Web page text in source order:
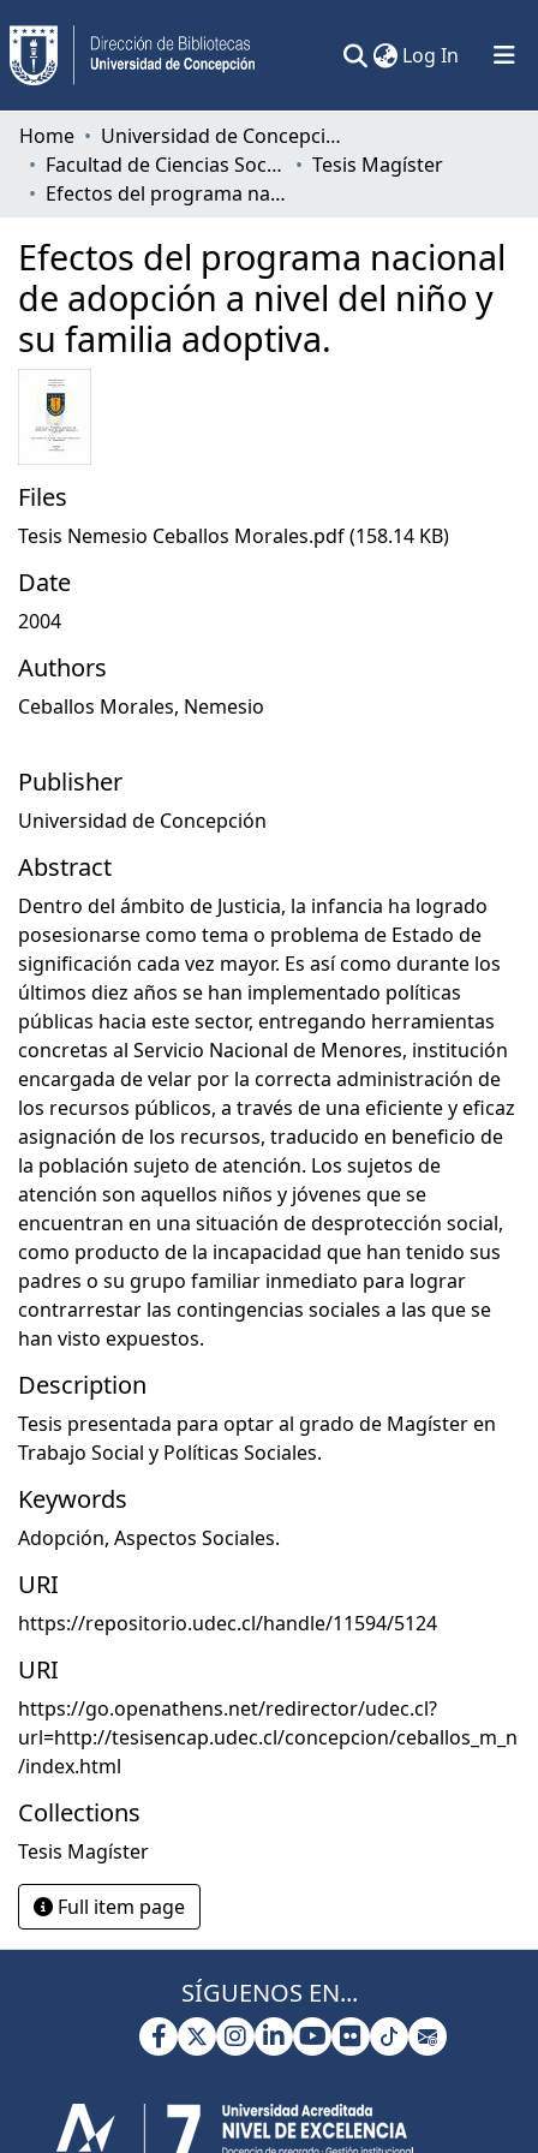
Log In (current)
Communities & Collections
All of DSpace
Home
Universidad de Concepción
Facultad de Ciencias Sociales
Tesis Magíster
Efectos del programa nacional de adopción a nivel del niño y su familia adoptiva.
Efectos del programa nacional
de adopción a nivel del niño y
su familia adoptiva.
Files
Tesis Nemesio Ceballos Morales.pdf(158.14 KB)
Date
2004
Authors
Ceballos Morales, Nemesio
Publisher
Universidad de Concepción
Abstract
Dentro del ámbito de Justicia, la infancia ha logrado
posesionarse como tema o problema de Estado de
significación cada vez mayor. Es así como durante los
últimos diez años se han implementado políticas
públicas hacia este sector, entregando herramientas
concretas al Servicio Nacional de Menores, institución
encargada de velar por la correcta administración de
los recursos públicos, a través de una eficiente y eficaz
asignación de los recursos, traducido en beneficio de
la población sujeto de atención. Los sujetos de
atención son aquellos niños y jóvenes que se
encuentran en una situación de desprotección social,
como producto de la incapacidad que han tenido sus
padres o su grupo familiar inmediato para lograr
contrarrestar las contingencias sociales a las que se
han visto expuestos.
Description
Tesis presentada para optar al grado de Magíster en
Trabajo Social y Políticas Sociales.
Keywords
Adopción, Aspectos Sociales.
URI
https://repositorio.udec.cl/handle/11594/5124
URI
https://go.openathens.net/redirector/udec.cl?
url=http://tesisencap.udec.cl/concepcion/ceballos_m_n
/index.html
Collections
Tesis Magíster
Full item page
SÍGUENOS EN...